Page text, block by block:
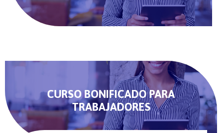
CURSO BONIFICADO PARA
TRABAJADORES